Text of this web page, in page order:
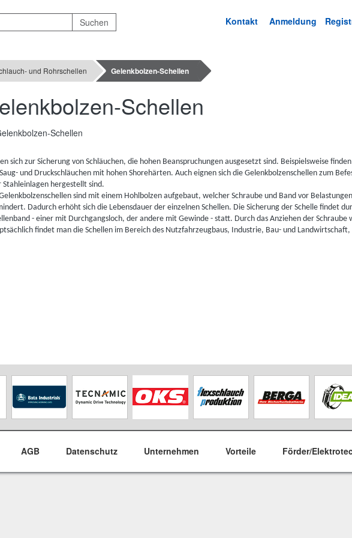
Kontakt Anmeldung
und Rohrschellen Gelenkbolzen-Schellen
Schellen
sich zur Sicherung von Schläuchen, die hohen Beanspruchungen ausgesetzt sind. Beispielsweise
und Druckschläuchen mit hohen Shorehärten. Auch eignen sich die Gelenkbolzenschellen zum
Stahleinlagen hergestellt sind.
sind mit einem Hohlbolzen aufgebaut, welcher Schraube und Band vor
Dadurch erhöht sich die Lebensdauer der einzelnen Schellen. Die Sicherung der Schelle findet
- einer mit Durchgangsloch, der andere mit Gewinde - statt. Durch das Anziehen der Schraube
findet man die Schellen im Bereich des Nutzfahrzeugbaus, Industrie, Bau- und Landwirtschaft,
AGB Datenschutz Unternehmen Vorteile Förder/